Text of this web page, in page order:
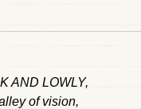
AND LOWLY,
of vision,